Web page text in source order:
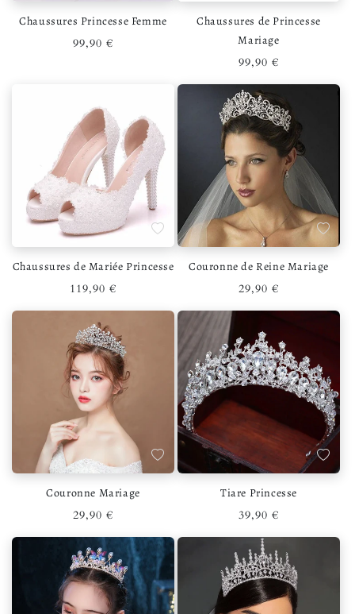
Chaussures Princesse Femme
Prix habituel
99,90 €
Chaussures de Princesse
Mariage
Prix habituel
99,90 €
Ajouter à la liste de souhaits
Chaussures de Mariée Princesse
Prix habituel
119,90 €
Ajouter
Couronne de Reine Mariage
Prix habituel
29,90 €
Ajouter à la liste de souhaits
Couronne Mariage
Prix habituel
29,90 €
Ajouter
Tiare Princesse
Prix habituel
39,90 €